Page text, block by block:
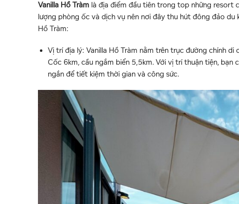
Vanilla Hồ Tràm là địa điểm đầu tiên trong top những resort
lượng phòng ốc và dịch vụ nên nơi đây thu hút đông đảo
Hồ Tràm:
Vị trí địa lý: Vanilla Hồ Tràm nằm trên trục đường chính
Cốc 6km, cầu ngắm biển 5,5km. Với vị trí thuận tiện,
ngắn để tiết kiệm thời gian và công sức.